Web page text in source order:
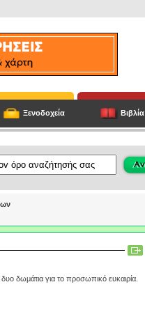
Ξενοδοχεία Βιβλία
δυο δωμάτια για το προσωπικό ευκαιρία.